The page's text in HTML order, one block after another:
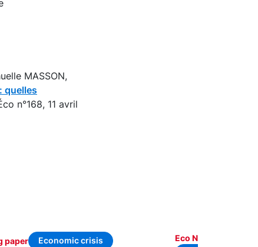
MASSON,
quelles
n°168, 11 avril
paper
Economic crisis
Eco Notepad